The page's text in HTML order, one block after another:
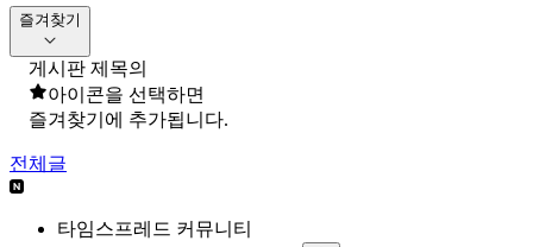
즐겨찾기
게시판 제목의
아이콘을 선택하면
즐겨찾기에 추가됩니다.
전체글
타임스프레드 커뮤니티